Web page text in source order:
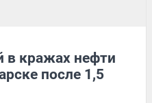
в кражах нефти
после 1,5